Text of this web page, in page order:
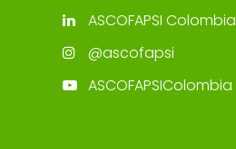
ASCOFAPSI Colombia
@ascofapsi
ASCOFAPSIColombia